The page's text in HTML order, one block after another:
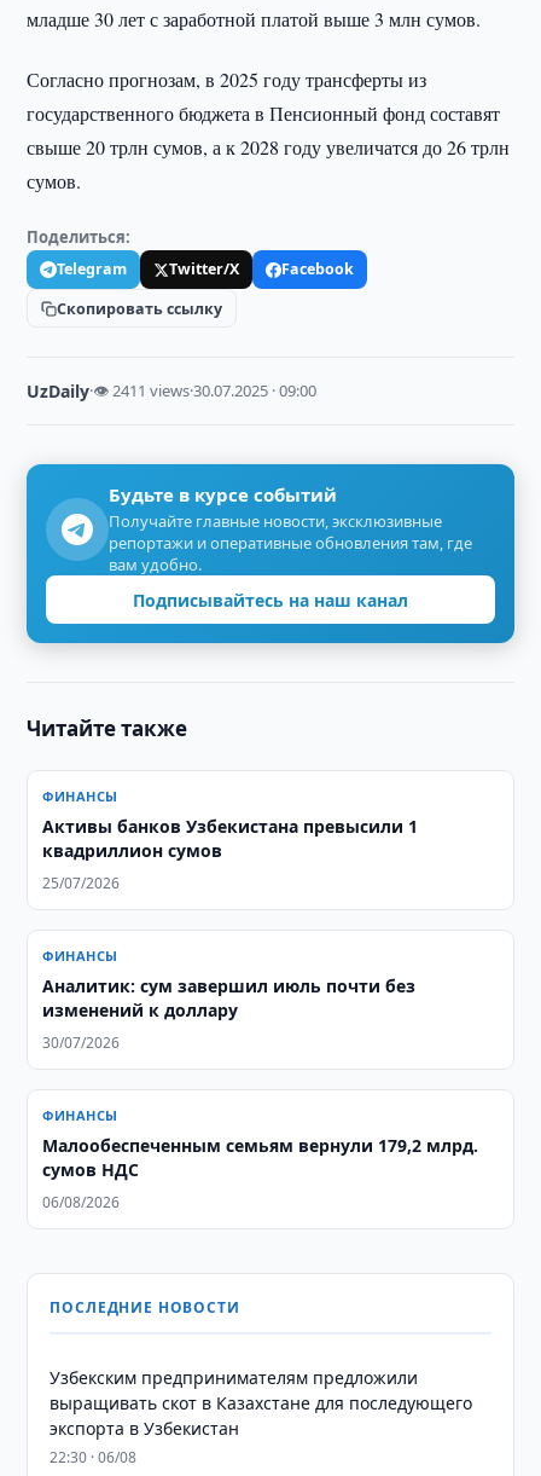
младше 30 лет с заработной платой выше 3 млн сумов.
Согласно прогнозам, в 2025 году трансферты из
государственного бюджета в Пенсионный фонд составят
свыше 20 трлн сумов, а к 2028 году увеличатся до 26 трлн
сумов.
Поделиться:
Telegram Twitter/X
Facebook
Скопировать ссылку
UzDaily·👁 2411 views·30.07.2025 · 09:00
Будьте в курсе событий
Получайте главные новости, эксклюзивные
репортажи и оперативные обновления там, где
вам удобно.
Подписывайтесь на наш канал
Читайте также
ФИНАНСЫ
Активы банков Узбекистана превысили 1
квадриллион сумов
25/07/2026
ФИНАНСЫ
Аналитик: сум завершил июль почти без
изменений к доллару
30/07/2026
ФИНАНСЫ
Малообеспеченным семьям вернули 179,2 млрд.
сумов НДС
06/08/2026
ПОСЛЕДНИЕ НОВОСТИ
Узбекским предпринимателям предложили
выращивать скот в Казахстане для последующего
экспорта в Узбекистан
22:30 · 06/08